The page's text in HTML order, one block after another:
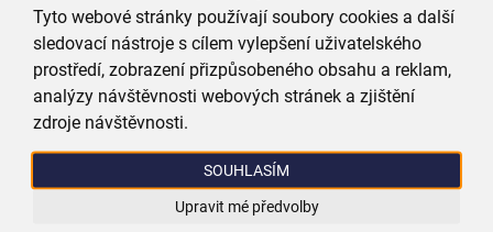
Tyto webové stránky používají soubory cookies a další
sledovací nástroje s cílem vylepšení uživatelského
prostředí, zobrazení přizpůsobeného obsahu a reklam,
analýzy návštěvnosti webových stránek a zjištění
zdroje návštěvnosti.
SOUHLASÍM
Upravit mé předvolby
Sklenice na Spritz 0,62 l 1 ks
skladem